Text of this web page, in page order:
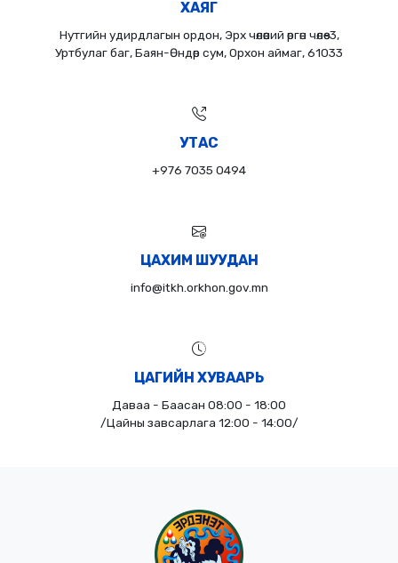
ХАЯГ
Нутгийн удирдлагын ордон, Эрх чөлөөний өргөн чөлөө-3,
Уртбулаг баг, Баян-Өндөр сум, Орхон аймаг, 61033
УТАС
+976 7035 0494
ЦАХИМ ШУУДАН
info@itkh.orkhon.gov.mn
ЦАГИЙН ХУВААРЬ
Даваа - Баасан 08:00 - 18:00
/Цайны завсарлага 12:00 - 14:00/